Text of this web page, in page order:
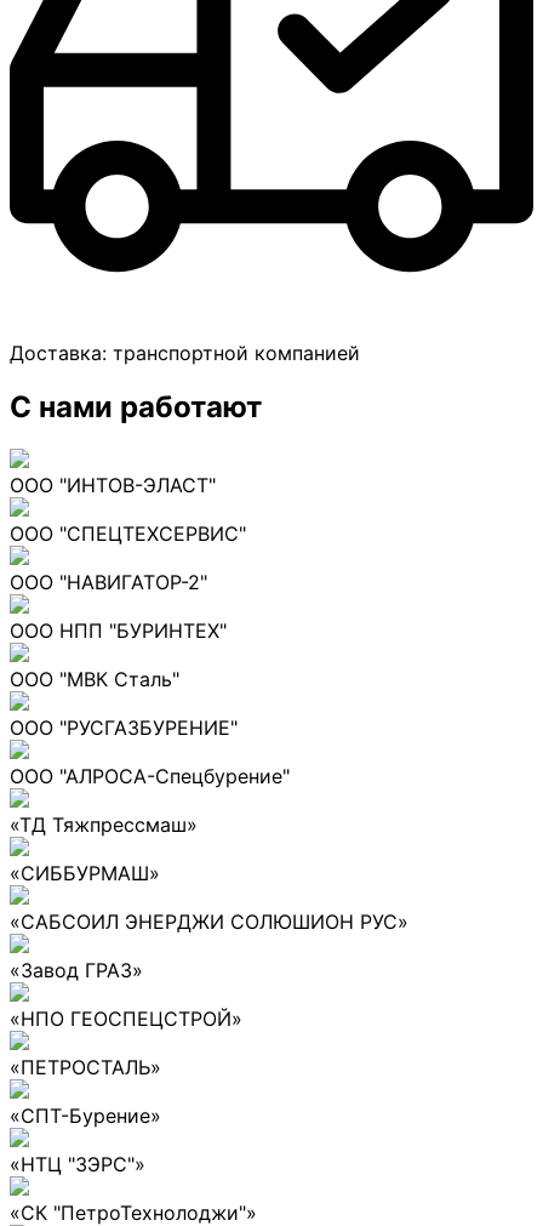
Доставка: транспортной компанией
С нами работают
ООО "ИНТОВ-ЭЛАСТ"
ООО "СПЕЦТЕХСЕРВИС"
ООО "НАВИГАТОР-2"
ООО НПП "БУРИНТЕХ"
ООО "МВК Сталь"
ООО "РУСГАЗБУРЕНИЕ"
ООО "АЛРОСА-Спецбурение"
«ТД Тяжпрессмаш»
«СИББУРМАШ»
«САБСОИЛ ЭНЕРДЖИ СОЛЮШИОН РУС»
«Завод ГРАЗ»
«НПО ГЕОСПЕЦСТРОЙ»
«ПЕТРОСТАЛЬ»
«СПТ-Бурение»
«НТЦ "ЗЭРС"»
«СК "ПетроТехнолоджи"»